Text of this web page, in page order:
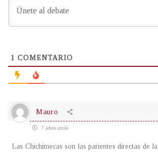
1 COMENTARIO
Mauro
7 años atrás
Las Chichimecas son las parientes directas de